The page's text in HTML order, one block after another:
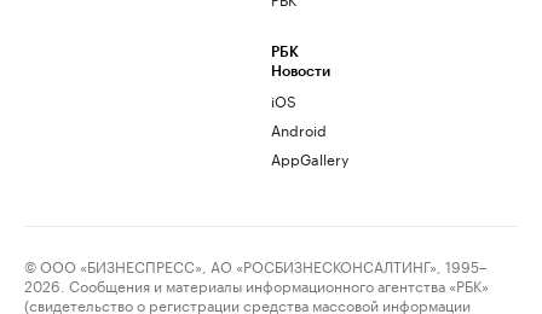
РБК
Новости
iOS
Android
AppGallery
© ООО «БИЗНЕСПРЕСС», АО «РОСБИЗНЕСКОНСАЛТИНГ», 1995–
2026. Сообщения и материалы информационного агентства «РБК»
(свидетельство о регистрации средства массовой информации